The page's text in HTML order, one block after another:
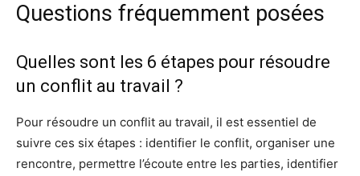
Questions fréquemment posées
Quelles sont les 6 étapes pour résoudre
un conflit au travail ?
Pour résoudre un conflit au travail, il est essentiel de
suivre ces six étapes : identifier le conflit, organiser une
rencontre, permettre l’écoute entre les parties, identifier